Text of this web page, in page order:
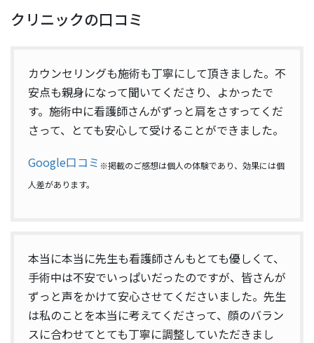
クリニックの口コミ
カウンセリングも施術も丁寧にして頂きました。不
安点も親身になって聞いてくださり、よかったで
す。施術中に看護師さんがずっと肩をさすってくだ
さって、とても安心して受けることができました。
Google口コミ ※掲載のご感想は個人の体験であり、効果には個
人差があります。
本当に本当に先生も看護師さんもとても優しくて、
手術中は不安でいっぱいだったのですが、皆さんが
ずっと声をかけて安心させてくださいました。先生
は私のことを本当に考えてくださって、顔のバラン
スに合わせてとても丁寧に調整していただきまし